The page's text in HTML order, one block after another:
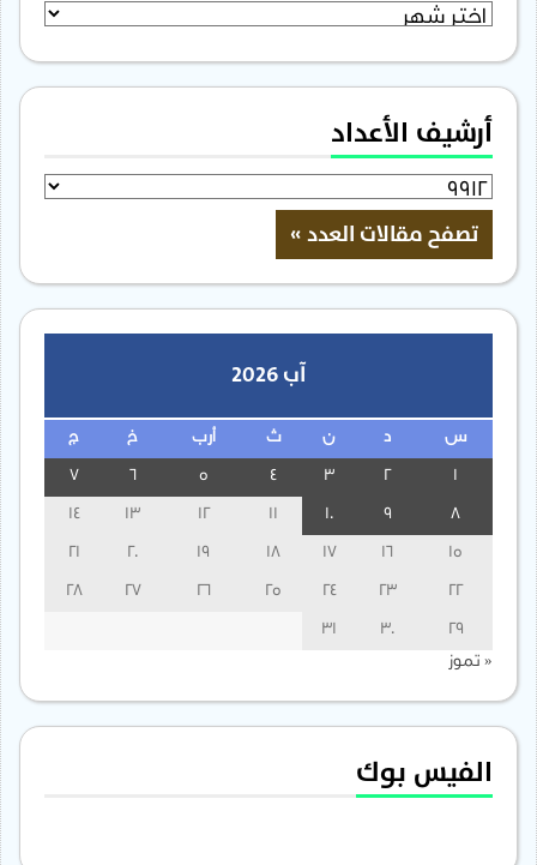
الأرشيف
أرشيف الأعداد
آب 2026
س ن ث أرب خ ج
3
13
14
15
16
17
18
19
20
21
22
23
24
25
26
27
28
29
30
31
« تموز
الفيس بوك